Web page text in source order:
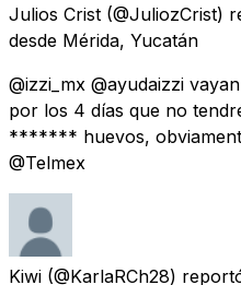
Julios Crist (@JuliozCrist)
desde Mérida, Yucatán
@izzi_mx @ayudaizzi
por los 4 días que no
******* huevos,
@Telmex
Kiwi (@KarlaRCh28)